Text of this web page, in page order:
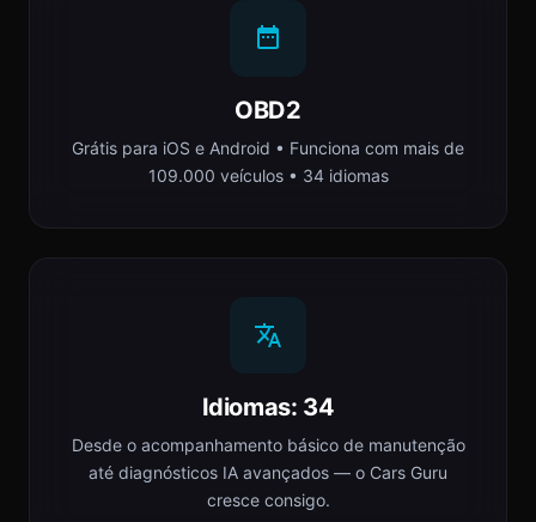
OBD2
Grátis para iOS e Android • Funciona com mais de
109.000 veículos • 34 idiomas
Idiomas: 34
Desde o acompanhamento básico de manutenção
até diagnósticos IA avançados — o Cars Guru
cresce consigo.